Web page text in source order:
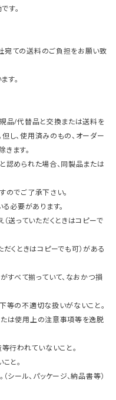
す。
宛ての送料のご負担をお願い致
す。
品/代替品と交換または送料を
し、使用済みのもの、オーダー
ます。
認められた場合、同製品または
のでご了承下さい。
必要があります。
送っていただくときはコピーで
くときはコピーでも可）がある
すべて揃っていて、なおかつ損
等の不適切な扱いがないこと。
たは使用上の注意事項等を逸脱
行われていないこと。
と。
シール、パッケージ、納品書等）